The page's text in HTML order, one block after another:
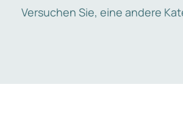
Versuchen Sie, eine andere